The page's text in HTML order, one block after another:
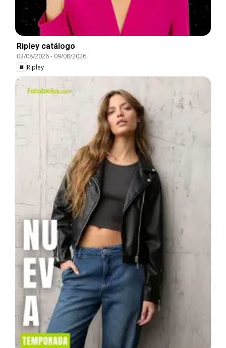
Ripley catálogo
03/08/2026- 09/08/2026
Ripley